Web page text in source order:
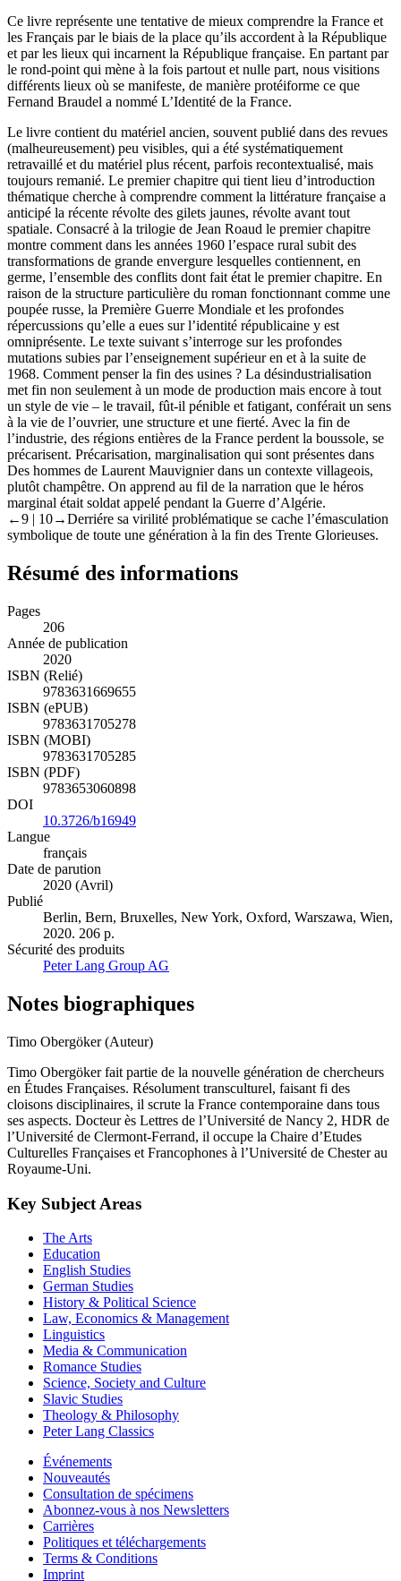
Ce livre représente une tentative de mieux comprendre la France et
les Français par le biais de la place qu’ils accordent à la République
et par les lieux qui incarnent la République française. En partant par
le rond-point qui mène à la fois partout et nulle part, nous visitions
différents lieux où se manifeste, de manière protéiforme ce que
Fernand Braudel a nommé L’Identité de la France.
Le livre contient du matériel ancien, souvent publié dans des revues
(malheureusement) peu visibles, qui a été systématiquement
retravaillé et du matériel plus récent, parfois recontextualisé, mais
toujours remanié. Le premier chapitre qui tient lieu d’introduction
thématique cherche à comprendre comment la littérature française a
anticipé la récente révolte des gilets jaunes, révolte avant tout
spatiale. Consacré à la trilogie de Jean Roaud le premier chapitre
montre comment dans les années 1960 l’espace rural subit des
transformations de grande envergure lesquelles contiennent, en
germe, l’ensemble des conflits dont fait état le premier chapitre. En
raison de la structure particulière du roman fonctionnant comme une
poupée russe, la Première Guerre Mondiale et les profondes
répercussions qu’elle a eues sur l’identité républicaine y est
omniprésente. Le texte suivant s’interroge sur les profondes
mutations subies par l’enseignement supérieur en et à la suite de
1968. Comment penser la fin des usines ? La désindustrialisation
met fin non seulement à un mode de production mais encore à tout
un style de vie – le travail, fût-il pénible et fatigant, conférait un sens
à la vie de l’ouvrier, une structure et une fierté. Avec la fin de
l’industrie, des régions entières de la France perdent la boussole, se
précarisent. Précarisation, marginalisation qui sont présentes dans
Des hommes de Laurent Mauvignier dans un contexte villageois,
plutôt champêtre. On apprend au fil de la narration que le héros
marginal était soldat appelé pendant la Guerre d’Algérie.
←9 | 10→Derriére sa virilité problématique se cache l’émasculation
symbolique de toute une génération à la fin des Trente Glorieuses.
Résumé des informations
Pages
206
Année de publication
2020
ISBN (Relié)
9783631669655
ISBN (ePUB)
9783631705278
ISBN (MOBI)
9783631705285
ISBN (PDF)
9783653060898
DOI
10.3726/b16949
Langue
français
Date de parution
2020 (Avril)
Publié
Berlin, Bern, Bruxelles, New York, Oxford, Warszawa, Wien,
2020. 206 p.
Sécurité des produits
Peter Lang Group AG
Notes biographiques
Timo Obergöker (Auteur)
Timo Obergöker fait partie de la nouvelle génération de chercheurs
en Études Françaises. Résolument transculturel, faisant fi des
cloisons disciplinaires, il scrute la France contemporaine dans tous
ses aspects. Docteur ès Lettres de l’Université de Nancy 2, HDR de
l’Université de Clermont-Ferrand, il occupe la Chaire d’Etudes
Culturelles Françaises et Francophones à l’Université de Chester au
Royaume-Uni.
Key Subject Areas
The Arts
Education
English Studies
German Studies
History & Political Science
Law, Economics & Management
Linguistics
Media & Communication
Romance Studies
Science, Society and Culture
Slavic Studies
Theology & Philosophy
Peter Lang Classics
Événements
Nouveautés
Consultation de spécimens
Abonnez-vous à nos Newsletters
Carrières
Politiques et téléchargements
Terms & Conditions
Imprint